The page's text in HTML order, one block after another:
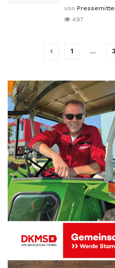
von
497
1 … 3